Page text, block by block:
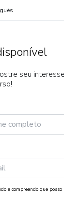
seu
e compreendo que